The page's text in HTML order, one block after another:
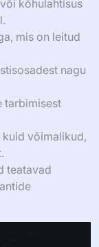
kõhulahtisus
mis on leitud
nagu
tarbimisest
võimalikud,
teatavad